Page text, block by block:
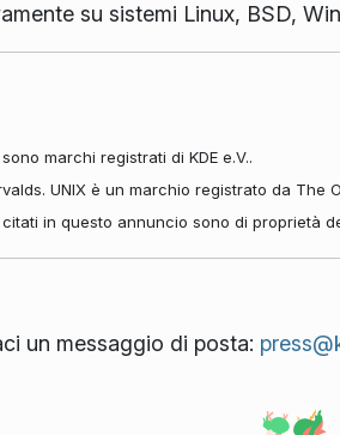
su sistemi Linux, BSD,
marchi registrati di KDE e.V..
UNIX è un marchio registrato da The
in questo annuncio sono di proprietà
un messaggio di posta: